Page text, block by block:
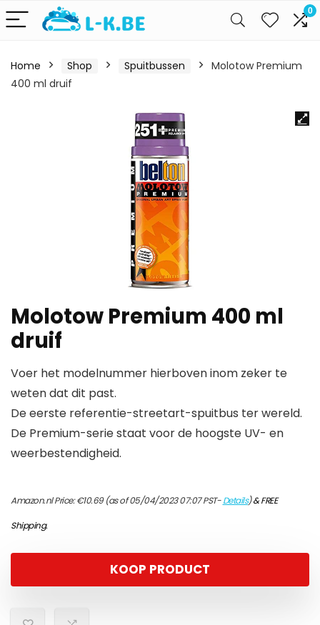
0
Home Shop Spuitbussen
Molotow Premium
400 ml druif
Molotow Premium 400 ml
druif
Voer het modelnummer hierboven inom zeker te
weten dat dit past.
De eerste referentie-streetart-spuitbus ter wereld.
De Premium-serie staat voor de hoogste UV- en
weerbestendigheid.
Amazon.nl Price:€10.69(as of 05/04/2023 07:07 PST-Details)&FREE
Shipping.
KOOP PRODUCT